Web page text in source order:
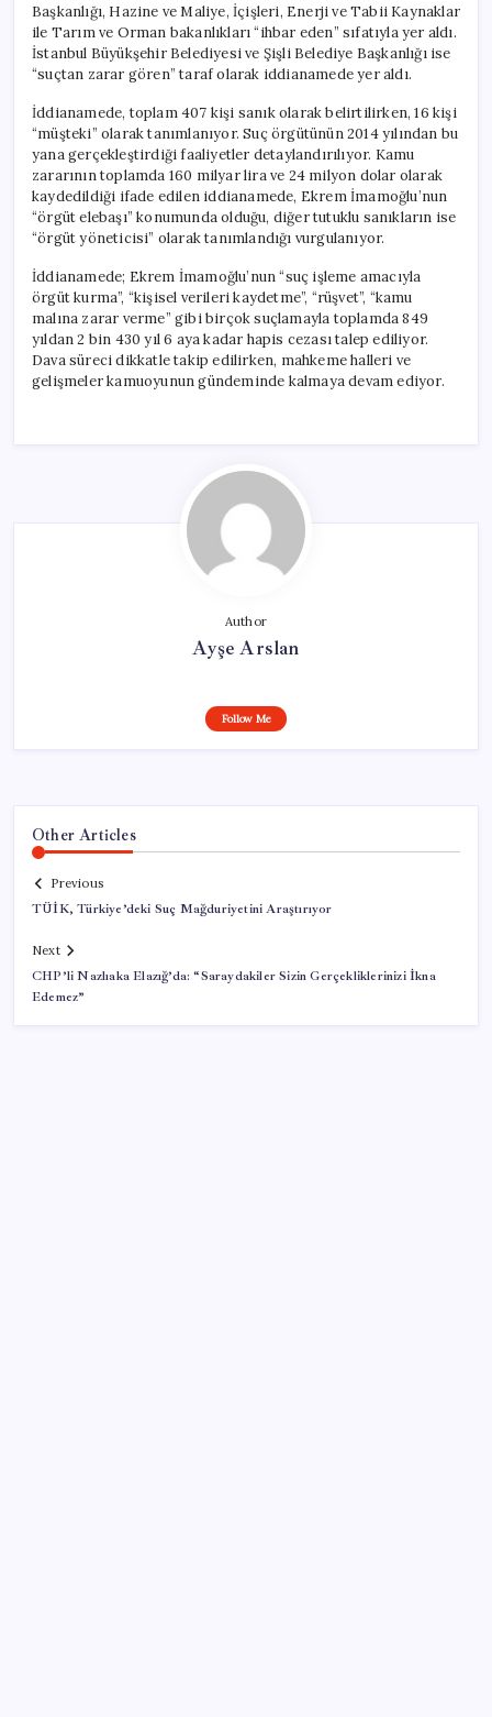
Başkanlığı, Hazine ve Maliye, İçişleri, Enerji ve Tabii Kaynaklar
ile Tarım ve Orman bakanlıkları “ihbar eden” sıfatıyla yer aldı.
İstanbul Büyükşehir Belediyesi ve Şişli Belediye Başkanlığı ise
“suçtan zarar gören” taraf olarak iddianamede yer aldı.
İddianamede, toplam 407 kişi sanık olarak belirtilirken, 16 kişi
“müşteki” olarak tanımlanıyor. Suç örgütünün 2014 yılından bu
yana gerçekleştirdiği faaliyetler detaylandırılıyor. Kamu
zararının toplamda 160 milyar lira ve 24 milyon dolar olarak
kaydedildiği ifade edilen iddianamede, Ekrem İmamoğlu’nun
“örgüt elebaşı” konumunda olduğu, diğer tutuklu sanıkların ise
“örgüt yöneticisi” olarak tanımlandığı vurgulanıyor.
İddianamede; Ekrem İmamoğlu’nun “suç işleme amacıyla
örgüt kurma”, “kişisel verileri kaydetme”, “rüşvet”, “kamu
malına zarar verme” gibi birçok suçlamayla toplamda 849
yıldan 2 bin 430 yıl 6 aya kadar hapis cezası talep ediliyor.
Dava süreci dikkatle takip edilirken, mahkeme halleri ve
gelişmeler kamuoyunun gündeminde kalmaya devam ediyor.
Author
Ayşe Arslan
Follow Me
Other Articles
Previous
TÜİK, Türkiye’deki Suç Mağduriyetini Araştırıyor
Next
CHP’li Nazlıaka Elazığ’da: “Saraydakiler Sizin Gerçekliklerinizi İkna
Edemez”